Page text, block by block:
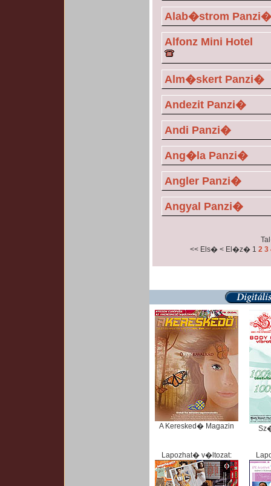
Alab�strom Panzi�
Alfonz Mini Hotel
Alm�skert Panzi�
Andezit Panzi�
Andi Panzi�
Ang�la Panzi�
Angler Panzi�
Angyal Panzi�
<< Els� < El�z� 1 2 3
A Keresked� Magazin
Lapozhat� v�ltozat: